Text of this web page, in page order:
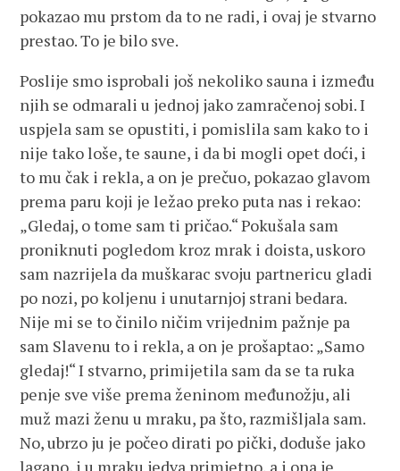
pokazao mu prstom da to ne radi, i ovaj je stvarno
prestao. To je bilo sve.
Poslije smo isprobali još nekoliko sauna i između
njih se odmarali u jednoj jako zamračenoj sobi. I
uspjela sam se opustiti, i pomislila sam kako to i
nije tako loše, te saune, i da bi mogli opet doći, i
to mu čak i rekla, a on je prečuo, pokazao glavom
prema paru koji je ležao preko puta nas i rekao:
„Gledaj, o tome sam ti pričao.“ Pokušala sam
proniknuti pogledom kroz mrak i doista, uskoro
sam nazrijela da muškarac svoju partnericu gladi
po nozi, po koljenu i unutarnjoj strani bedara.
Nije mi se to činilo ničim vrijednim pažnje pa
sam Slavenu to i rekla, a on je prošaptao: „Samo
gledaj!“ I stvarno, primijetila sam da se ta ruka
penje sve više prema ženinom međunožju, ali
muž mazi ženu u mraku, pa što, razmišljala sam.
No, ubrzo ju je počeo dirati po pički, doduše jako
lagano, i u mraku jedva primjetno, a i ona je